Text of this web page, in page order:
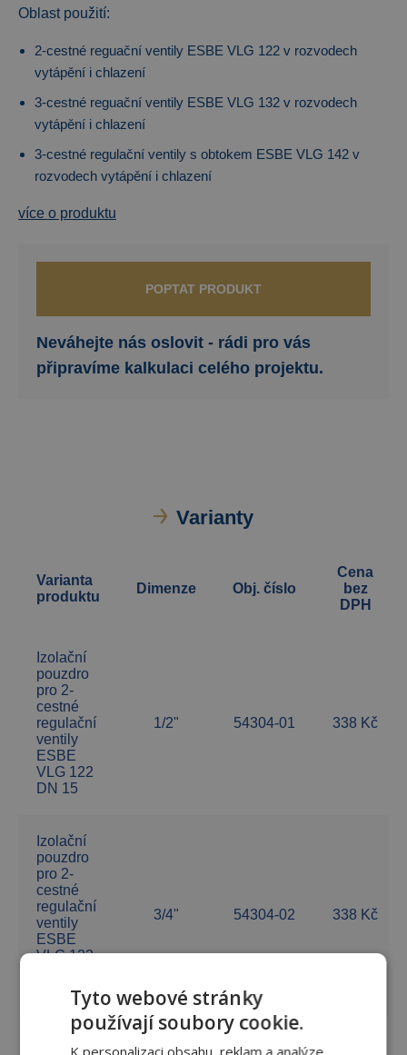
Oblast použití:
2-cestné reguační ventily ESBE VLG 122 v rozvodech
vytápění i chlazení
3-cestné reguační ventily ESBE VLG 132 v rozvodech
vytápění i chlazení
3-cestné regulační ventily s obtokem ESBE VLG 142 v
rozvodech vytápění i chlazení
více o produktu
POPTAT PRODUKT
Neváhejte nás oslovit - rádi pro vás
připravíme kalkulaci celého projektu.
Varianty
Varianta
produktu
Dimenze Obj. číslo
Cena
bez
DPH
Izolační
pouzdro
pro 2-
cestné
regulační
ventily
ESBE
VLG 122
DN 15
1/2" 54304-01 338 Kč
Izolační
pouzdro
pro 2-
cestné
regulační
ventily
ESBE
VLG 122
Kvs 2,5
3/4" 54304-02 338 Kč
Tyto webové stránky
používají soubory cookie.
K personalizaci obsahu, reklam a analýze